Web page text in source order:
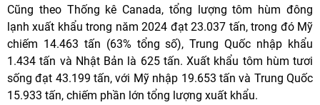
Cũng theo Thống kê Canada, tổng lượng tôm hùm đông
lạnh xuất khẩu trong năm 2024 đạt 23.037 tấn, trong đó Mỹ
chiếm 14.463 tấn (63% tổng số), Trung Quốc nhập khẩu
1.434 tấn và Nhật Bản là 625 tấn. Xuất khẩu tôm hùm tươi
sống đạt 43.199 tấn, với Mỹ nhập 19.653 tấn và Trung Quốc
15.933 tấn, chiếm phần lớn tổng lượng xuất khẩu.